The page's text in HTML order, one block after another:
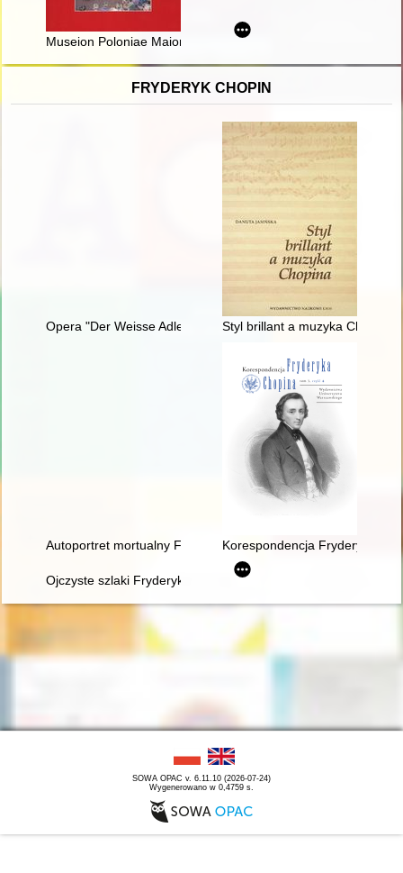
Museion Poloniae Maioris : rocznik Naukowy Fundacji
FRYDERYK CHOPIN
Opera "Der Weisse Adler" Raoula Madera jako przykład
Styl brillant a muzyka Chopina
Autoportret mortualny Fryderyka Chopina. Próba analizy
Korespondencja Fryderyka
Ojczyste szlaki Fryderyka Chopina
SOWA OPAC v. 6.11.10 (2026-07-24)
Wygenerowano w 0,4759 s.